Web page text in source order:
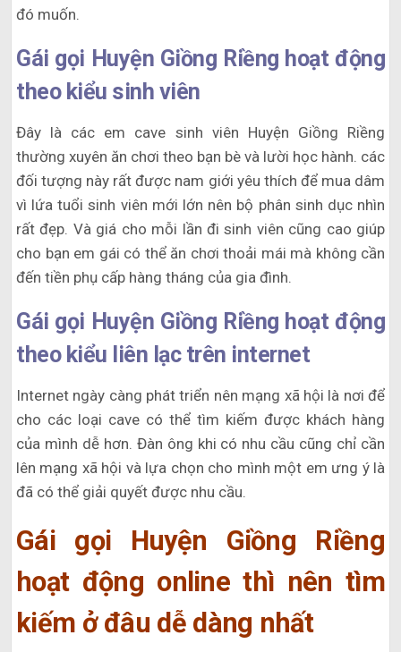
đó muốn.
Gái gọi Huyện Giồng Riềng hoạt động
theo kiểu sinh viên
Đây là các em cave sinh viên Huyện Giồng Riềng
thường xuyên ăn chơi theo bạn bè và lười học hành. các
đối tượng này rất được nam giới yêu thích để mua dâm
vì lứa tuổi sinh viên mới lớn nên bộ phân sinh dục nhìn
rất đẹp. Và giá cho mỗi lần đi sinh viên cũng cao giúp
cho bạn em gái có thể ăn chơi thoải mái mà không cần
đến tiền phụ cấp hàng tháng của gia đình.
Gái gọi Huyện Giồng Riềng hoạt động
theo kiểu liên lạc trên internet
Internet ngày càng phát triển nên mạng xã hội là nơi để
cho các loại cave có thể tìm kiếm được khách hàng
của mình dễ hơn. Đàn ông khi có nhu cầu cũng chỉ cần
lên mạng xã hội và lựa chọn cho mình một em ưng ý là
đã có thể giải quyết được nhu cầu.
Gái gọi Huyện Giồng Riềng
hoạt động online thì nên tìm
kiếm ở đâu dễ dàng nhất